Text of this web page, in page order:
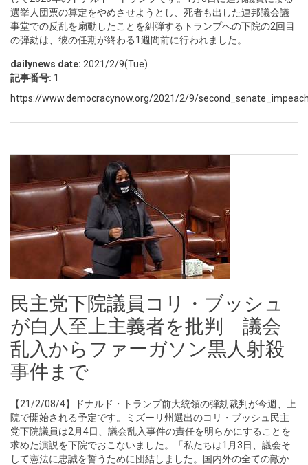
選挙人団票の算定をやめさせようとし、死者も出した連邦議会議
事堂での反乱を扇動したことを糾弾するトランプへの下院の2回目
の弾劾は、彼の任期が終わる1週間前に行われました。
dailynews date: 2021/2/9(Tue)
記事番号: 1
https://www.democracynow.org/2021/2/9/
民主党下院議員コリ・ブッシュ
が白人至上主義者を批判 議会
乱入からファーガソン黒人射殺
事件まで
【21/2/08/4】ドナルド・トランプ前大統領の弾劾裁判が今週、上
院で開始される予定です。ミズーリ州選出のコリ・ブッシュ民主
党下院議員は2月4日、議会乱入事件の責任を明らかにすることを
求めた演説を下院でおこないました。「私たちは1月3日、議会そ
して憲法に忠誠を誓うために団結しました。国内外の全ての敵か